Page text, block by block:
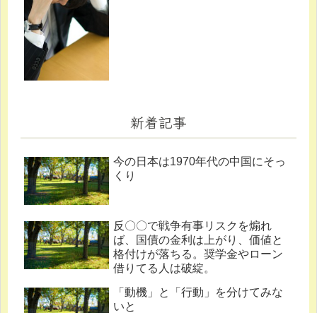
新着記事
今の日本は1970年代の中国にそっ
くり
反〇〇で戦争有事リスクを煽れ
ば、国債の金利は上がり、価値と
格付けが落ちる。奨学金やローン
借りてる人は破綻。
「動機」と「行動」を分けてみな
いと